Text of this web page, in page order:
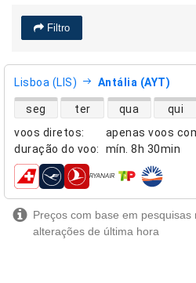
Filtro
Lisboa (LIS) Antália (AYT)
voos diretos:
apenas voos
duração do voo: mín. 8h 30min
disponibilidade de voos diretos
seg ter qua qui
companhias aéreas
Preços com base em pesquisas
alterações de última hora